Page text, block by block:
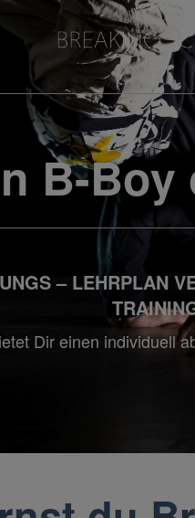
B-
– LEHRPLAN
Dir einen individuell